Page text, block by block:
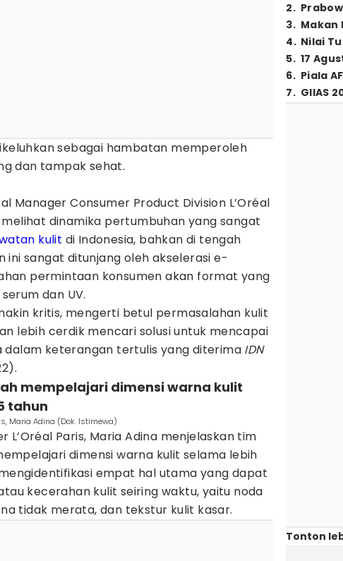
sebagai hambatan memperoleh
dan tampak sehat.
Manager Consumer Product Division L’Oréal
dinamika pertumbuhan yang sangat
kulit di Indonesia, bahkan di tengah
ini sangat ditunjang oleh akselerasi e-
permintaan konsumen akan format yang
dan UV.
kritis, mengerti betul permasalahan kulit
lebih cerdik mencari solusi untuk mencapai
dalam keterangan tertulis yang diterima IDN
mempelajari dimensi warna kulit
tahun
Maria Adina (Dok. Istimewa)
L’Oréal Paris, Maria Adina menjelaskan tim
dimensi warna kulit selama lebih
empat hal utama yang dapat
kecerahan kulit seiring waktu, yaitu noda
tidak merata, dan tekstur kulit kasar.
2.
3. Makan
4. Nilai
5. 17
6. Piala
7. GIIAS
Tonton